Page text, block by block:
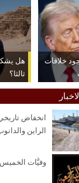
خلافات
هل
ثالثا؟
انخفاض
الراين
وفيَّات الخميس 6-8-2026